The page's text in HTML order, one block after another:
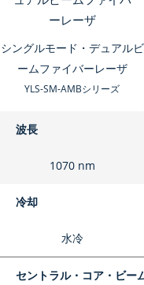
シングルモード・デュアルビ
ームファイバーレーザ
YLS-SM-AMBシリーズ
波長
1070 nm
冷却
水冷
セントラル・コア・ビー